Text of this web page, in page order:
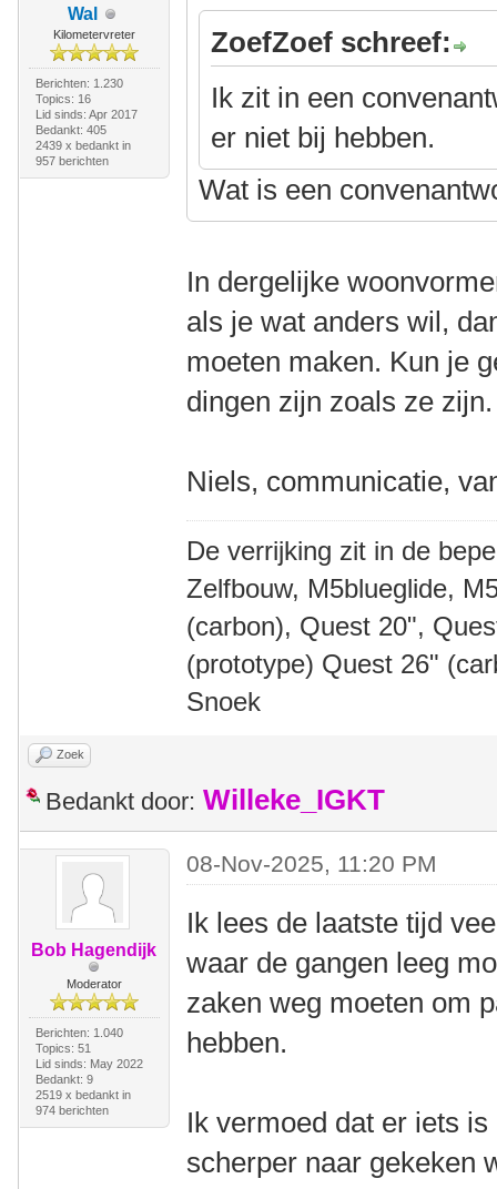
Wal
Kilometervreter
Berichten: 1.230
Topics: 16
Lid sinds: Apr 2017
Bedankt: 405
2439 x bedankt in
957 berichten
ZoefZoef schreef:
Ik zit in een
er niet bij hebben.
Wat is een
In dergelijke
als je wat anders wil,
moeten maken. Kun je
dingen zijn zoals ze
Niels, communicatie,
De verrijking zit in de
Zelfbouw, M5blueglide,
(carbon), Quest 20",
(prototype) Quest 26"
Snoek
Zoek
Bedankt door: Willeke_IGKT
Bob Hagendijk
Moderator
Berichten: 1.040
Topics: 51
Lid sinds: May 2022
Bedankt: 9
2519 x bedankt in
974 berichten
08-Nov-2025, 11:20 PM
Ik lees de laatste tijd
waar de gangen leeg
zaken weg moeten om
hebben.
Ik vermoed dat er iets
scherper naar gekeken